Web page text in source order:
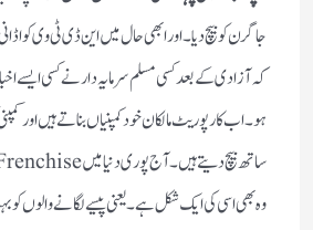
جاگرن کو بیچ دیا۔اور ابھی حال میں این ڈی ٹی وی کو
کہ آزادی کے بعد کسی مسلم سرمایہ دار نے کسی ایسے اخبار
ہو ۔اب کارپوریٹ مالکان خود کمپنیاں بناتے ہیں اور
وہ بھی اسی کی ایک شکل ہے ۔یعنی پیسے لگانے والوں کو